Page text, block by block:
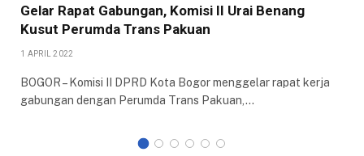
Gelar Rapat Gabungan, Komisi II Urai Benang
Kusut Perumda Trans Pakuan
1 APRIL 2022
BOGOR – Komisi II DPRD Kota Bogor menggelar rapat kerja
gabungan dengan Perumda Trans Pakuan,…